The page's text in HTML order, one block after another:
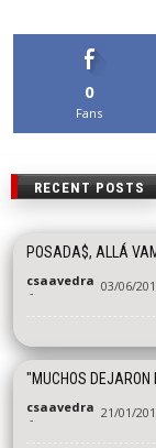
0
Fans
RECENT POSTS
POSADA$, ALLÁ
csaavedra
- 03/06/
"MUCHOS DEJARON
csaavedra
- 21/01/